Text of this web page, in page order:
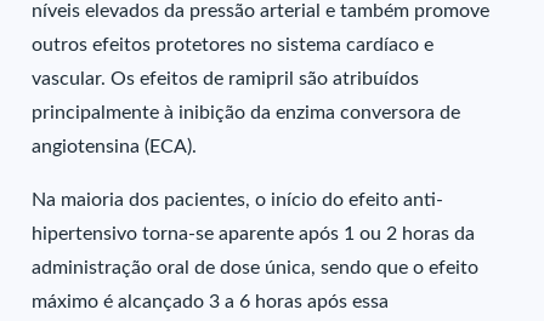
níveis elevados da pressão arterial e também promove
outros efeitos protetores no sistema cardíaco e
vascular. Os efeitos de ramipril são atribuídos
principalmente à inibição da enzima conversora de
angiotensina (ECA).
Na maioria dos pacientes, o início do efeito anti-
hipertensivo torna-se aparente após 1 ou 2 horas da
administração oral de dose única, sendo que o efeito
máximo é alcançado 3 a 6 horas após essa